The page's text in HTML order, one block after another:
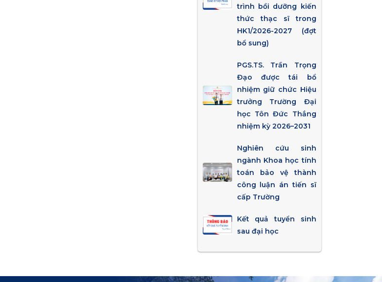
trình bồi dưỡng kiến
thức thạc sĩ trong
HK1/2026-2027 (đợt
bổ sung)
PGS.TS. Trần Trọng
Đạo được tái bổ
nhiệm giữ chức Hiệu
trưởng Trường Đại
học Tôn Đức Thắng
nhiệm kỳ 2026–2031
Nghiên cứu sinh
ngành Khoa học tính
toán bảo vệ thành
công luận án tiến sĩ
cấp Trường
Kết quả tuyển sinh
sau đại học